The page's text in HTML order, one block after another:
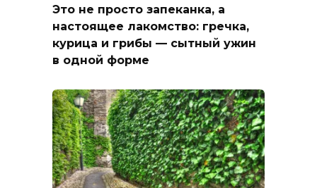
Это не просто запеканка, а
настоящее лакомство: гречка,
курица и грибы — сытный ужин
в одной форме